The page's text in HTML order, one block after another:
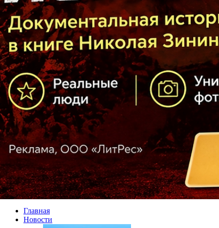
Главная
Новости